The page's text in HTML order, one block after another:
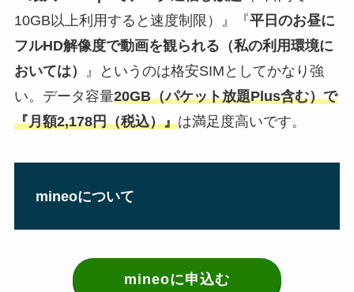
10GB以上利用すると速度制限）』『平日のお昼に
フルHD解像度で動画を観られる（私の利用環境に
おいては）
』というのは格安SIMとしてかなり強
い。データ容量20GB（パケット放題Plus含む）で
『月額2,178円（税込）』は満足度高いです。
mineoについて
mineoに申込む